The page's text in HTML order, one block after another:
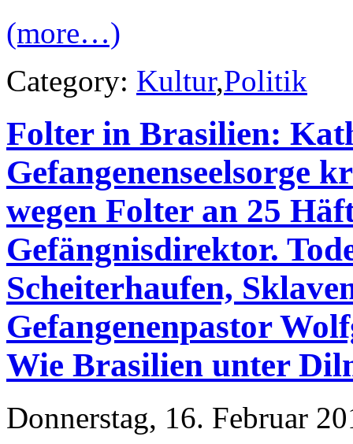
(more…)
Category: Kultur,Politik
Folter in Brasilien:
Gefangenenseelsorge
wegen Folter an 25
Gefängnisdirektor.
Scheiterhaufen,
Gefangenenpastor
Wie Brasilien unter
Donnerstag, 16. Februar